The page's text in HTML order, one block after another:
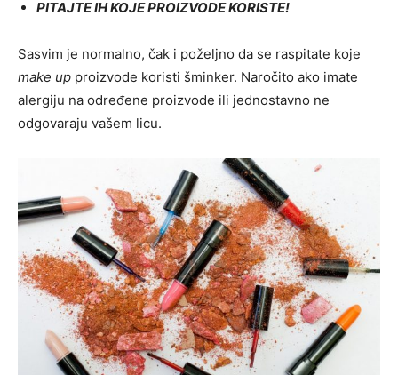
PITAJTE IH KOJE PROIZVODE KORISTE!
Sasvim je normalno, čak i poželjno da se raspitate koje
make up proizvode koristi šminker. Naročito ako imate
alergiju na određene proizvode ili jednostavno ne
odgovaraju vašem licu.